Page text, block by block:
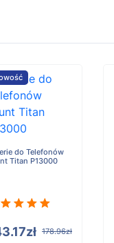
do Telefonów
Titan P13000
178.96zł